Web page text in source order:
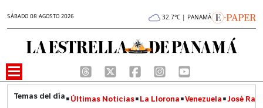
SÁBADO 08 AGOSTO 2026 32.7°C | PANAMÁ
Últimas Noticias La Llorona Venezuela José